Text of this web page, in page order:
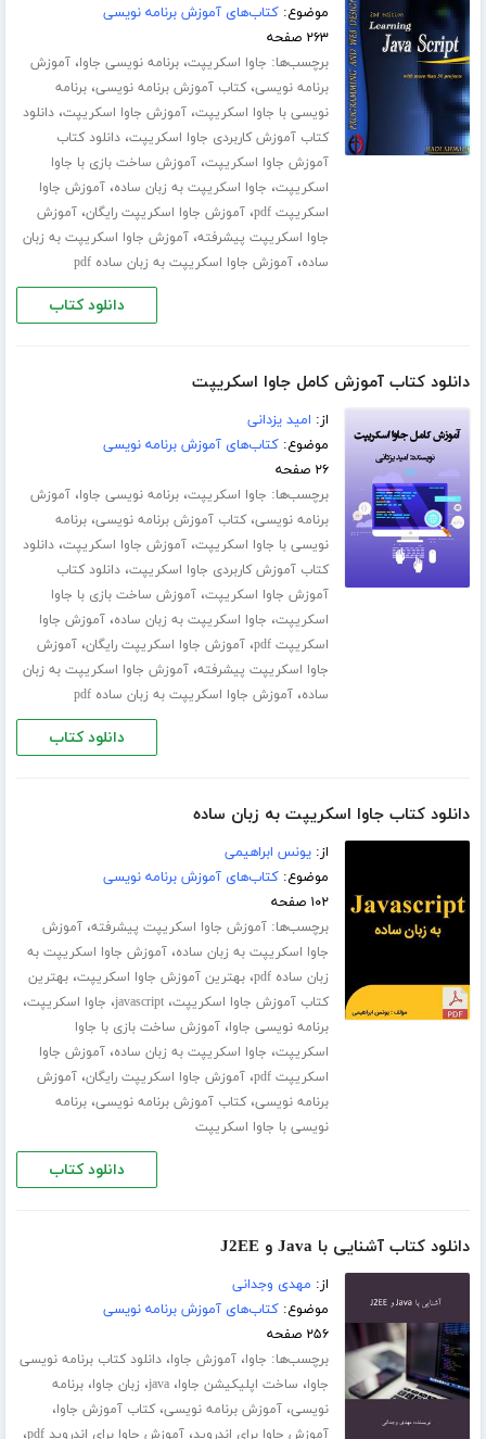
موضوع:کتاب‌های آموزش برنامه نویسی
۲۶۳ صفحه
برچسب‌ها: جاوا اسکریپت،برنامه نویسی جاوا،آموزش
برنامه نویسی،کتاب آموزش برنامه نویسی،برنامه
نویسی با جاوا اسکریپت،آموزش جاوا اسکریپت،دانلود
کتاب آموزش کاربردی جاوا اسکریپت،دانلود کتاب
آموزش جاوا اسکریپت،آموزش ساخت بازی با جاوا
اسکریپت، جاوا اسکریپت به زبان ساده،آموزش جاوا
اسکریپت pdf
،آموزش جاوا اسکریپت رایگان،آموزش
جاوا اسکریپت پیشرفته،آموزش جاوا اسکریپت به زبان
ساده،آموزش جاوا اسکریپت به زبان ساده pdf
دانلود کتاب
دانلود کتاب آموزش کامل جاوا اسکریپت
از: امید یزدانی
موضوع:کتاب‌های آموزش برنامه نویسی
۲۶ صفحه
برچسب‌ها: جاوا اسکریپت،برنامه نویسی جاوا،آموزش
برنامه نویسی،کتاب آموزش برنامه نویسی،برنامه
نویسی با جاوا اسکریپت،آموزش جاوا اسکریپت،دانلود
کتاب آموزش کاربردی جاوا اسکریپت،دانلود کتاب
آموزش جاوا اسکریپت،آموزش ساخت بازی با جاوا
اسکریپت، جاوا اسکریپت به زبان ساده،آموزش جاوا
اسکریپت pdf
،آموزش جاوا اسکریپت رایگان،آموزش
جاوا اسکریپت پیشرفته،آموزش جاوا اسکریپت به زبان
ساده،آموزش جاوا اسکریپت به زبان ساده pdf
دانلود کتاب
دانلود کتاب جاوا اسکریپت به زبان ساده
از:یونس ابراهیمی
موضوع:کتاب‌های آموزش برنامه نویسی
۱۰۲ صفحه
برچسب‌ها:آموزش جاوا اسکریپت پیشرفته،آموزش
جاوا اسکریپت به زبان ساده،آموزش جاوا اسکریپت به
زبان ساده pdf
،بهترین آموزش جاوا اسکریپت،بهترین
کتاب آموزش جاوا اسکریپت،javascript، جاوا اسکریپت،
برنامه نویسی جاوا،آموزش ساخت بازی با جاوا
اسکریپت، جاوا اسکریپت به زبان ساده،آموزش جاوا
اسکریپت pdf
،آموزش جاوا اسکریپت رایگان،آموزش
برنامه نویسی،کتاب آموزش برنامه نویسی،برنامه
نویسی با جاوا اسکریپت
دانلود کتاب
دانلود کتاب آشنایی با Java و J2EE
از: مهدی وجدانی
موضوع:کتاب‌های آموزش برنامه نویسی
۲۵۶ صفحه
برچسب‌ها: جاوا،آموزش جاوا،دانلود کتاب برنامه نویسی
جاوا، ساخت اپلیکیشن جاوا،java، زبان جاوا،برنامه
نویسی،آموزش برنامه نویسی،کتاب آموزش جاوا،
آموزش جاوا برای اندروید،آموزش جاوا برای اندروید pdf ،